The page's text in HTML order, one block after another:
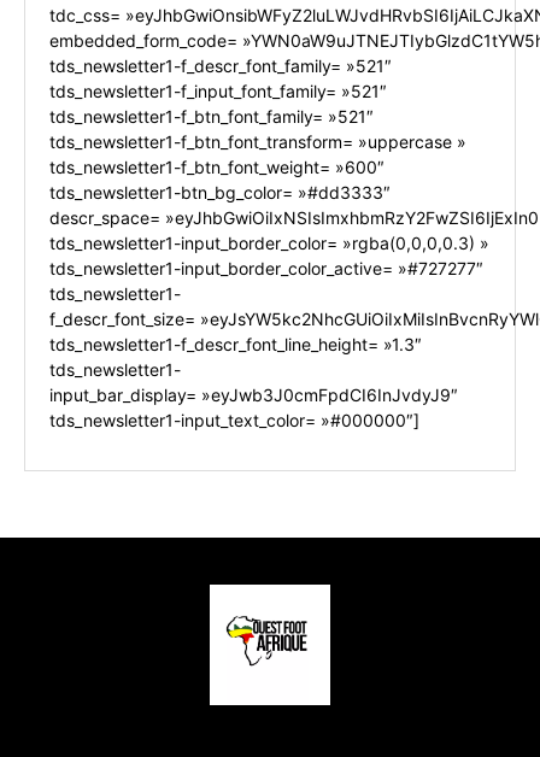
tdc_css=
embedded_form_code=
tds_newsletter1-f_descr_font_family= »521″
tds_newsletter1-f_input_font_family= »521″
tds_newsletter1-f_btn_font_family= »521″
tds_newsletter1-f_btn_font_transform= »uppercase »
tds_newsletter1-f_btn_font_weight= »600″
tds_newsletter1-btn_bg_color= »#dd3333″
descr_space=
tds_newsletter1-input_border_color= »rgba(0,0,0,0.3) »
tds_newsletter1-input_border_color_active= »#727277″
tds_newsletter1-
f_descr_font_size=
tds_newsletter1-f_descr_font_line_height= »1.3″
tds_newsletter1-
input_bar_display= »eyJwb3J0cmFpdCI6InJvdyJ9″
tds_newsletter1-input_text_color= »#000000″]